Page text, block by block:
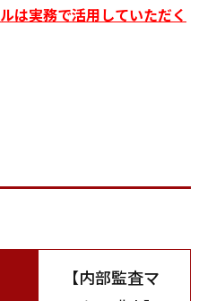
は実務で活用していただく
【内部監査マ